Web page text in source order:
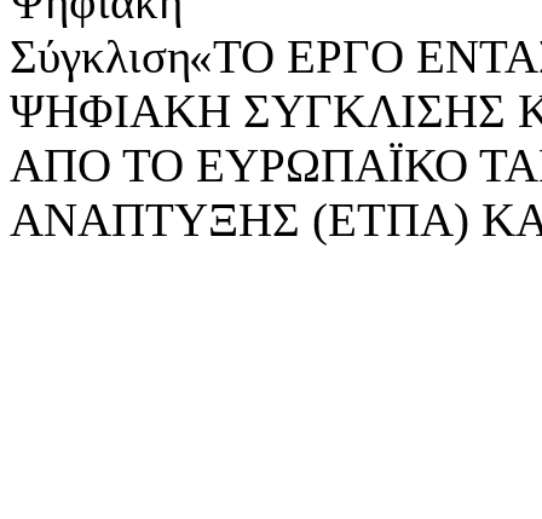
«ΤΟ ΕΡΓΟ
ΨΗΦΙΑΚΗ ΣΥΓΚΛΙΣΗΣ
ΑΠΟ ΤΟ ΕΥΡΩΠΑΪΚΟ
ΑΝΑΠΤΥΞΗΣ (ΕΤΠΑ)